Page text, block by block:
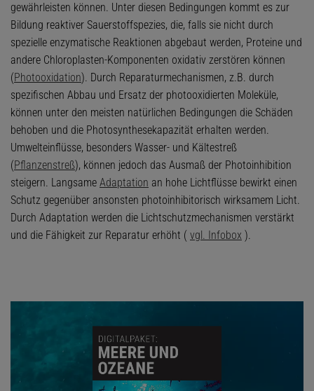
gewährleisten können. Unter diesen Bedingungen kommt es zur
Bildung reaktiver Sauerstoffspezies, die, falls sie nicht durch
spezielle enzymatische Reaktionen abgebaut werden, Proteine und
andere Chloroplasten-Komponenten oxidativ zerstören können
(Photooxidation). Durch Reparaturmechanismen, z.B. durch
spezifischen Abbau und Ersatz der photooxidierten Moleküle,
können unter den meisten natürlichen Bedingungen die Schäden
behoben und die Photosynthesekapazität erhalten werden.
Umwelteinflüsse, besonders Wasser- und Kältestreß
(Pflanzenstreß), können jedoch das Ausmaß der Photoinhibition
steigern. Langsame Adaptation an hohe Lichtflüsse bewirkt einen
Schutz gegenüber ansonsten photoinhibitorisch wirksamem Licht.
Durch Adaptation werden die Lichtschutzmechanismen verstärkt
und die Fähigkeit zur Reparatur erhöht ( vgl. Infobox ).